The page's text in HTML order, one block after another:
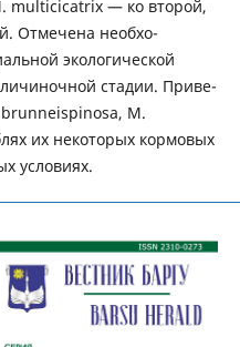
multicicatrix — ко второй,
Отмечена необхо-
экологической
стадии. Приве-
M.
их некоторых кормовых
условиях.